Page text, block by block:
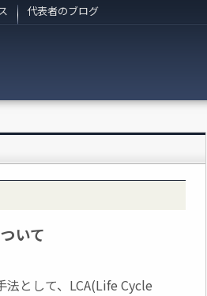
代表者のブログ
いて
として、LCA(Life Cycle